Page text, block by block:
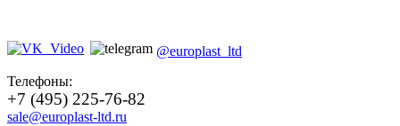
@europlast_ltd
Телефоны:
+7 (495) 225-76-82
sale@europlast-ltd.ru